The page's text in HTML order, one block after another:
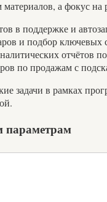
а фокус на
в поддержке и
и подбор ключевых
отчётов
по продажам с
задачи в рамках
параметрам